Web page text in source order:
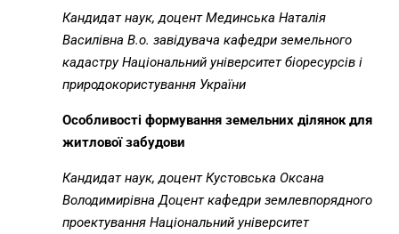
Кандидат наук, доцент Мединська Наталія
Василівна В.о. завідувача кафедри земельного
кадастру Національний університет біоресурсів і
природокористування України
Особливості формування земельних ділянок для
житлової забудови
Кандидат наук, доцент Кустовська Оксана
ВолодимирівнаДоцент кафедри землевпорядного
проектування Національний університет